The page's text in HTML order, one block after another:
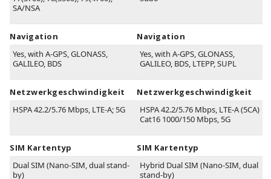
SA/NSA
Navigation
Yes, with A-GPS, GLONASS,
GALILEO, BDS
Netzwerkgeschwindigkeit
HSPA 42.2/5.76 Mbps, LTE-A; 5G
SIM Kartentyp
Dual SIM (Nano-SIM, dual stand-
by)
Navigation
Yes, with A-GPS, GLONASS,
GALILEO, BDS, LTEPP, SUPL
Netzwerkgeschwindigkeit
HSPA 42.2/5.76 Mbps, LTE-A (5CA)
Cat16 1000/150 Mbps, 5G
SIM Kartentyp
Hybrid Dual SIM (Nano-SIM, dual
stand-by)